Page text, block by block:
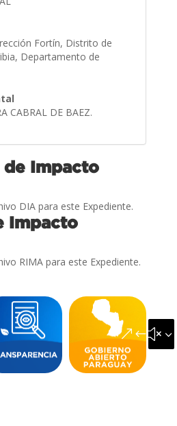
Fortín, Distrito de
Departamento de
CABRAL DE BAEZ.
de Impacto
DIA para este Expediente.
Impacto
RIMA para este Expediente.